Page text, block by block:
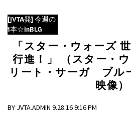
[JVTA発] 今週の
1本☆inBLG
「スター・ウォーズ
行進！」 （スター・
リート・サーガ ブル
映像）
BY JVTA.ADMIN 9.28.16 9:16 PM